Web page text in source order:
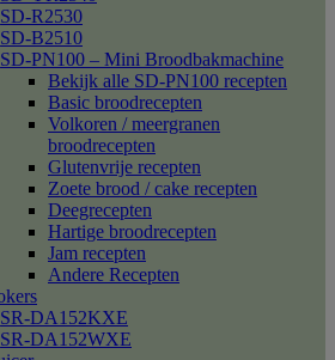
SD-R2530
SD-B2510
SD-PN100 – Mini Broodbakmachine
Bekijk alle SD-PN100 recepten
Basic broodrecepten
Volkoren / meergranen
broodrecepten
Glutenvrije recepten
Zoete brood / cake recepten
Deegrecepten
Hartige broodrecepten
Jam recepten
Andere Recepten
SR-DA152KXE
SR-DA152WXE